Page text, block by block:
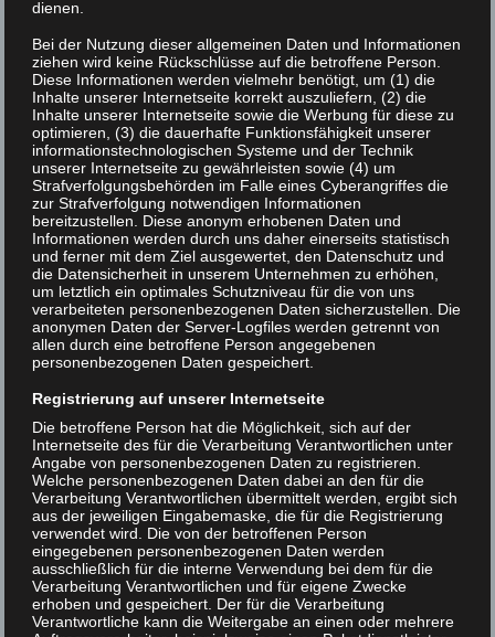
UNTERSTÜTZER
dienen.
Bei der Nutzung dieser allgemeinen Daten und Informationen
ziehen wird keine Rückschlüsse auf die betroffene Person.
Diese Informationen werden vielmehr benötigt, um (1) die
Inhalte unserer Internetseite korrekt auszuliefern, (2) die
Inhalte unserer Internetseite sowie die Werbung für diese zu
optimieren, (3) die dauerhafte Funktionsfähigkeit unserer
informationstechnologischen Systeme und der Technik
unserer Internetseite zu gewährleisten sowie (4) um
Strafverfolgungsbehörden im Falle eines Cyberangriffes die
zur Strafverfolgung notwendigen Informationen
bereitzustellen. Diese anonym erhobenen Daten und
Informationen werden durch uns daher einerseits statistisch
und ferner mit dem Ziel ausgewertet, den Datenschutz und
die Datensicherheit in unserem Unternehmen zu erhöhen,
um letztlich ein optimales Schutzniveau für die von uns
verarbeiteten personenbezogenen Daten sicherzustellen. Die
anonymen Daten der Server-Logfiles werden getrennt von
allen durch eine betroffene Person angegebenen
personenbezogenen Daten gespeichert.
Registrierung auf unserer Internetseite
Die betroffene Person hat die Möglichkeit, sich auf der
Internetseite des für die Verarbeitung Verantwortlichen unter
Angabe von personenbezogenen Daten zu registrieren.
Welche personenbezogenen Daten dabei an den für die
Verarbeitung Verantwortlichen übermittelt werden, ergibt sich
aus der jeweiligen Eingabemaske, die für die Registrierung
verwendet wird. Die von der betroffenen Person
eingegebenen personenbezogenen Daten werden
ausschließlich für die interne Verwendung bei dem für die
Verarbeitung Verantwortlichen und für eigene Zwecke
erhoben und gespeichert. Der für die Verarbeitung
Verantwortliche kann die Weitergabe an einen oder mehrere